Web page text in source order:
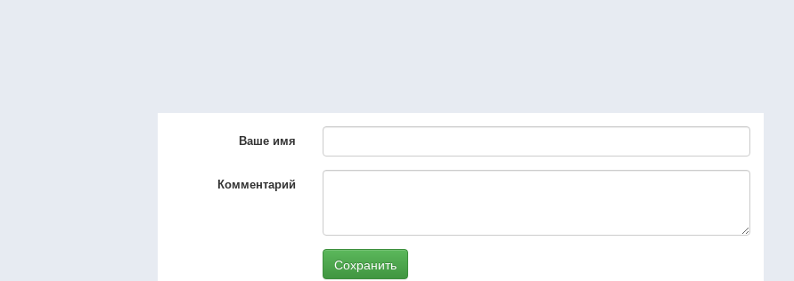
Ваше имя
Комментарий
Сохранить